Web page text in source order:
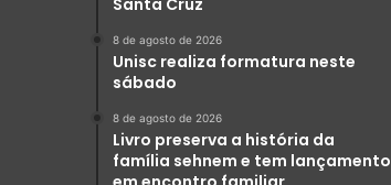
Santa Cruz
8 de agosto de 2026
Unisc realiza formatura neste
sábado
8 de agosto de 2026
Livro preserva a história da
família sehnem e tem lançamento